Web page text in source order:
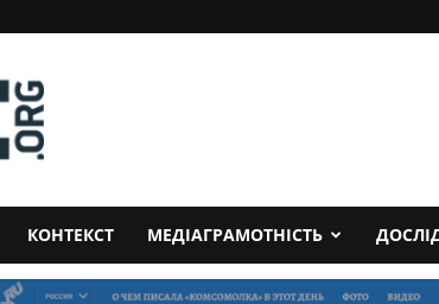
КОНТЕКСТ МЕДІАГРАМОТНІСТЬ